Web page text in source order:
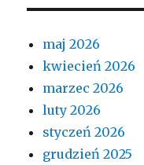
maj 2026
kwiecień 2026
marzec 2026
luty 2026
styczeń 2026
grudzień 2025